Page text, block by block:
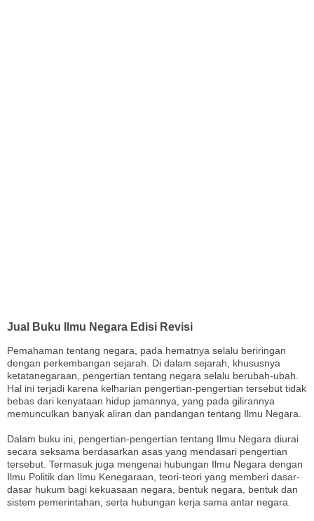
Jual Buku Ilmu Negara Edisi Revisi
Pemahaman tentang negara, pada hematnya selalu beriringan
dengan perkembangan sejarah. Di dalam sejarah, khususnya
ketatanegaraan, pengertian tentang negara selalu berubah-ubah.
Hal ini terjadi karena kelharian pengertian-pengertian tersebut tidak
bebas dari kenyataan hidup jamannya, yang pada gilirannya
memunculkan banyak aliran dan pandangan tentang Ilmu Negara.
Dalam buku ini, pengertian-pengertian tentang Ilmu Negara diurai
secara seksama berdasarkan asas yang mendasari pengertian
tersebut. Termasuk juga mengenai hubungan Ilmu Negara dengan
Ilmu Politik dan Ilmu Kenegaraan, teori-teori yang memberi dasar-
dasar hukum bagi kekuasaan negara, bentuk negara, bentuk dan
sistem pemerintahan, serta hubungan kerja sama antar negara.